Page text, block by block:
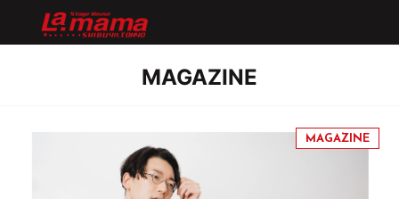
MAGAZINE